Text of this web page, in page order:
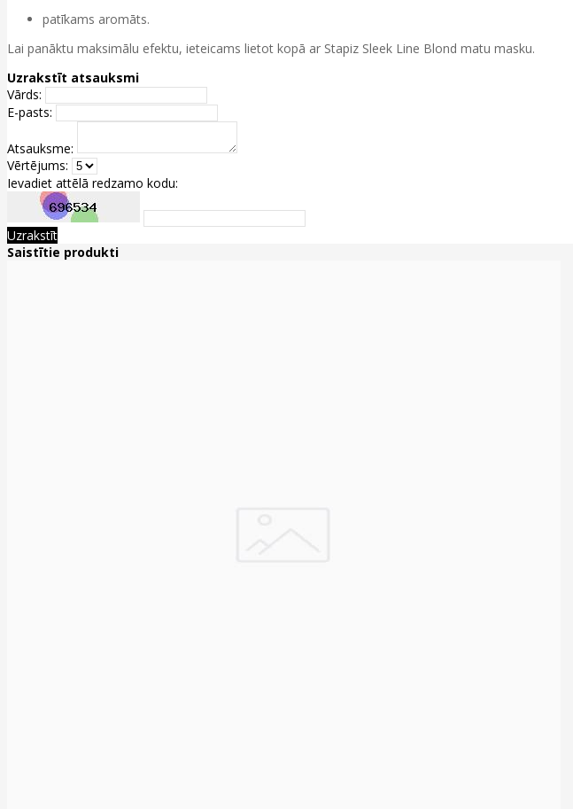
patīkams aromāts.
Lai panāktu maksimālu efektu, ieteicams lietot kopā ar Stapiz Sleek Line Blond matu masku.
Uzrakstīt atsauksmi
Vārds:
E-pasts:
Atsauksme:
Vērtējums:
Ievadiet attēlā redzamo kodu:
Uzrakstīt
Saistītie produkti